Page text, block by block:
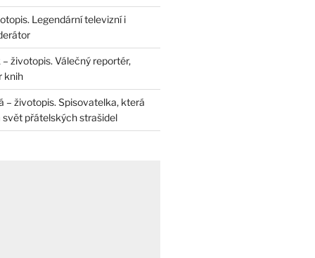
Legendární televizní i
životopis. Válečný reportér,
knih
– životopis. Spisovatelka, která
přátelských strašidel